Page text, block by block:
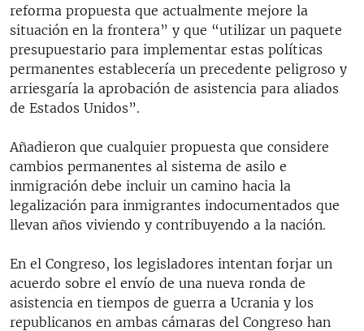
reforma propuesta que actualmente mejore la
situación en la frontera” y que “utilizar un paquete
presupuestario para implementar estas políticas
permanentes establecería un precedente peligroso y
arriesgaría la aprobación de asistencia para aliados
de Estados Unidos”.
Añadieron que cualquier propuesta que considere
cambios permanentes al sistema de asilo e
inmigración debe incluir un camino hacia la
legalización para inmigrantes indocumentados que
llevan años viviendo y contribuyendo a la nación.
En el Congreso, los legisladores intentan forjar un
acuerdo sobre el envío de una nueva ronda de
asistencia en tiempos de guerra a Ucrania y los
republicanos en ambas cámaras del Congreso han